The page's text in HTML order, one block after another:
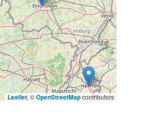
Leaflet, ©OpenStreetMapcontributors